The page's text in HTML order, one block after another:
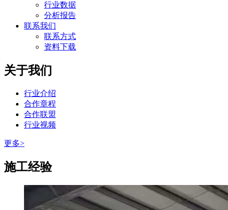
行业数据
分析报告
联系我们
联系方式
资料下载
关于我们
行业介绍
合作章程
合作联盟
行业视频
更多>
施工经验